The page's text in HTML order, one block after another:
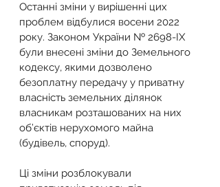
Останні зміни у вирішенні цих
проблем відбулися восени 2022
року. Законом України № 2698-IX
були внесені зміни до Земельного
кодексу, якими дозволено
безоплатну передачу у приватну
власність земельних ділянок
власникам розташованих на них
об’єктів нерухомого майна
(будівель, споруд).
Ці зміни розблокували